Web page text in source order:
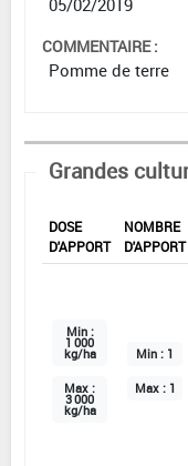
05/02/2019
COMMENTAIRE :
Pomme de terre
Grandes
DOSE
D'APPORT
NOMBRE
D'APPORT
Min :
1 000
kg/ha
Max :
3 000
kg/ha
Min : 1
Max : 1